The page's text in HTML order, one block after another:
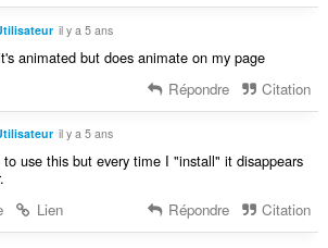
il y a 5 ans
animated but does animate on my page
Répondre Citation
il y a 5 ans
to use this but every time I "install" it disappears
Lien Répondre Citation